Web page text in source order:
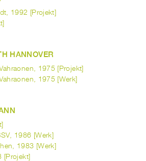
1992 [Projekt]
HANNOVER
1975 [Projekt]
1975 [Werk]
1986 [Werk]
1983 [Werk]
[Projekt]